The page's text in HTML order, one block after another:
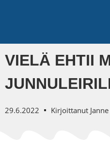
VIELÄ EHTII
29.6.2022 Kirjoittanut